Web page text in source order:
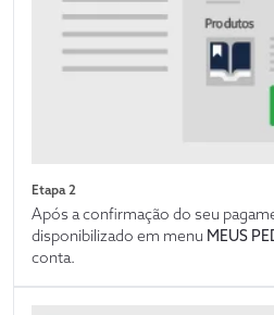
Etapa 2
Após a confirmação do seu
disponibilizado em menu MEUS
conta.